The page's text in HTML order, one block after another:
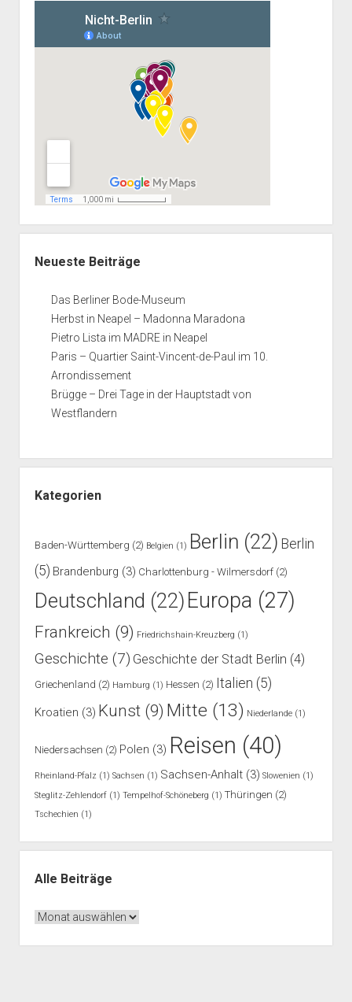
Neueste Beiträge
Das Berliner Bode-Museum
Herbst in Neapel – Madonna Maradona
Pietro Lista im MADRE in Neapel
Paris – Quartier Saint-Vincent-de-Paul im 10.
Arrondissement
Brügge – Drei Tage in der Hauptstadt von
Westflandern
Kategorien
Baden-Württemberg (2) Belgien (1) Berlin (22) Berlin
(5) Brandenburg (3) Charlottenburg - Wilmersdorf(2)
Deutschland (22) Europa (27)
Frankreich (9) Friedrichshain-Kreuzberg (1)
Geschichte (7) Geschichte der Stadt Berlin (4)
Griechenland (2) Hamburg (1) Hessen (2) Italien (5)
Kroatien (3) Kunst(9) Mitte (13) Niederlande(1)
Niedersachsen (2) Polen (3) Reisen (40)
Rheinland-Pfalz(1) Sachsen (1) Sachsen-Anhalt(3) Slowenien (1)
Steglitz-Zehlendorf(1) Tempelhof-Schöneberg (1) Thüringen (2)
Tschechien (1)
Alle Beiträge
Alle